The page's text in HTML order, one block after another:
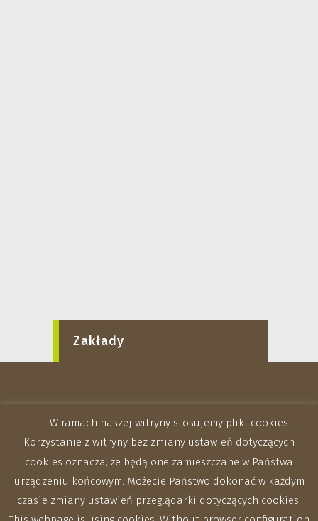
Zakłady
W ramach naszej witryny stosujemy pliki cookies.
Korzystanie z witryny bez zmiany ustawień dotyczących
cookies oznacza, że będą one zamieszczane w Państwa
urządzeniu końcowym. Możecie Państwo dokonać w każdym
czasie zmiany ustawień przeglądarki dotyczących cookies.